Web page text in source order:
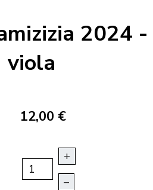
2024 -
viola
12,00 €
+
–